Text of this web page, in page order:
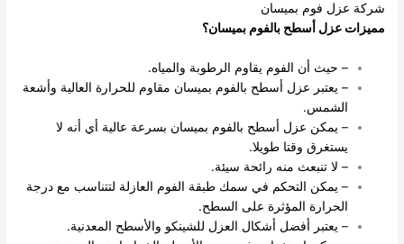
شركة عزل فوم بميسان
مميزات عزل أسطح بالفوم بميسان؟
– حيث أن الفوم يقاوم الرطوبة والمياه.
– يعتبر عزل أسطح بالفوم بميسان مقاوم للحرارة العالية وأشعة
الشمس.
– يمكن عزل أسطح بالفوم بميسان بسرعة عالية أي أنه لا
يستغرق وقتا طويلا.
– لا تنبعث منه رائحة سيئة.
– يمكن التحكم في سمك طبقة الفوم العازلة لتتناسب مع درجة
الحرارة المؤثرة على السطح.
– يعتبر أفضل أشكال العزل للشينكو والأسطح المعدنية.